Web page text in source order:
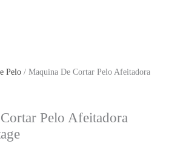
Pelo / Maquina De Cortar Pelo Afeitadora
Pelo Afeitadora